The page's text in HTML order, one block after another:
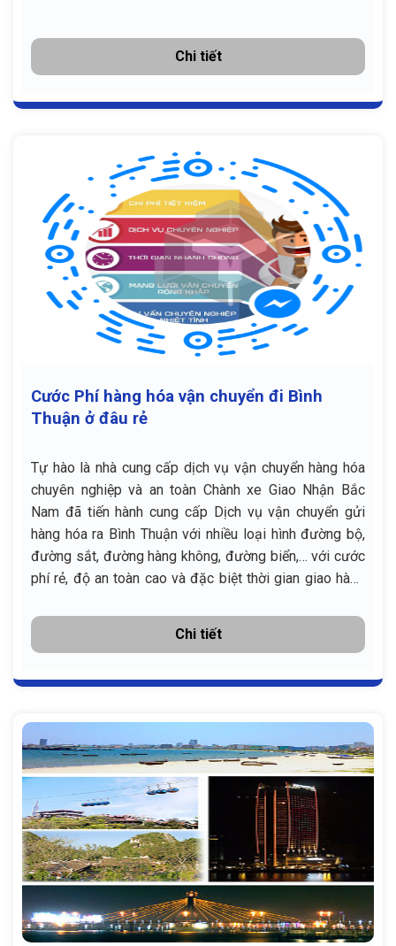
Chi tiết
Cước Phí hàng hóa vận chuyển đi Bình
Thuận ở đâu rẻ
Tự hào là nhà cung cấp dịch vụ vận chuyển hàng hóa
chuyên nghiệp và an toàn Chành xe Giao Nhận Bắc
Nam đã tiến hành cung cấp Dịch vụ vận chuyển gửi
hàng hóa ra Bình Thuận với nhiều loại hình đường bộ,
đường sắt, đường hàng không, đường biển,… với cước
phí rẻ, độ an toàn cao và đặc biệt thời gian giao hàng
Chi tiết